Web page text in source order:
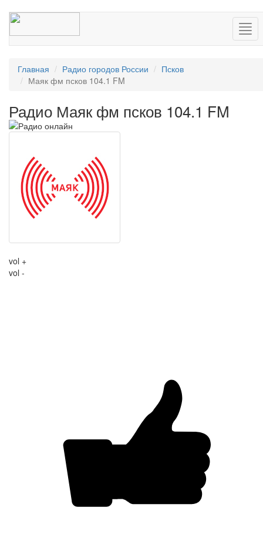
Главная Радио городов России
Псков
Маяк фм псков 104.1 FM
Радио Маяк фм псков 104.1 FM
vol +
vol -